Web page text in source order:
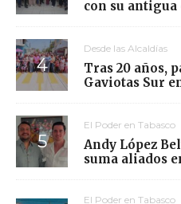
con su
Desde las Alcaldías
Tras 20 años,
Gaviotas Sur
El Poder en Tabasco
Andy López
suma aliados
El Poder en Tabasco